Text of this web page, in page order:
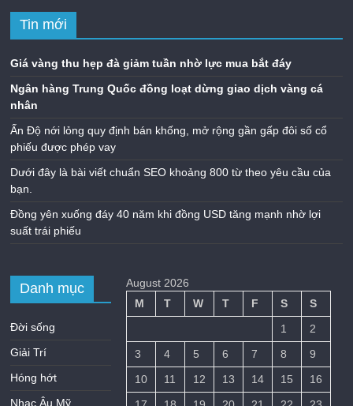
Tin mới
Giá vàng thu hẹp đà giảm tuần nhờ lực mua bắt đáy
Ngân hàng Trung Quốc đồng loạt dừng giao dịch vàng cá
nhân
Ấn Độ nới lỏng quy định bán khống, mở rộng gần gấp đôi số cổ
phiếu được phép vay
Dưới đây là bài viết chuẩn SEO khoảng 800 từ theo yêu cầu của
bạn.
Đồng yên xuống đáy 40 năm khi đồng USD tăng mạnh nhờ lợi
suất trái phiếu
Danh mục
Đời sống
Giải Trí
Hóng hớt
Nhạc Âu Mỹ
August 2026
M
T W T F S
S
1
2
3
4 5 6 7 8
9
10
11 12 13 14 15
16